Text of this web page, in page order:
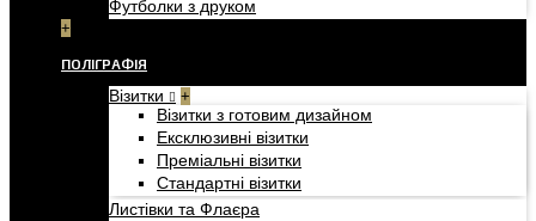
Футболки з друком
+
ПОЛІГРАФІЯ
Візитки +
Візитки з готовим дизайном
Ексклюзивні візитки
Преміальні візитки
Стандартні візитки
Листівки та Флаєра